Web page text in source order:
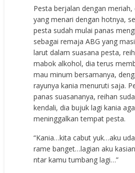
Pesta berjalan dengan meriah,
yang menari dengan hotnya,
pesta sudah mulai panas
sebagai remaja ABG yang
larut dalam suasana pesta,
mabok alkohol, dia terus
mau minum bersamanya,
rayunya kania menuruti saja.
panas suasananya, reihan
kendali, dia bujuk lagi kania
meninggalkan tempat pesta.
“Kania…kita cabut yuk…aku
rame banget…lagian aku
ntar kamu tumbang lagi…”